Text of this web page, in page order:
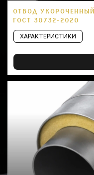
ОТВОД
ГОСТ 30732-2020
ХАРАКТЕРИСТИКИ